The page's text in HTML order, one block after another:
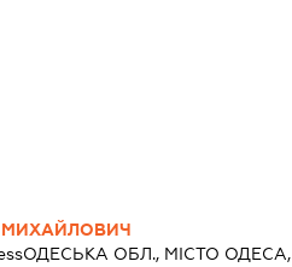
ОДЕСЬКА ОБЛ., МІСТО ОДЕСА,